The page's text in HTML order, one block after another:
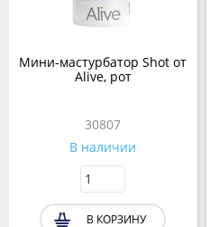
Мини-мастурбатор Shot от
Alive, рот
30807
В наличии
В КОРЗИНУ